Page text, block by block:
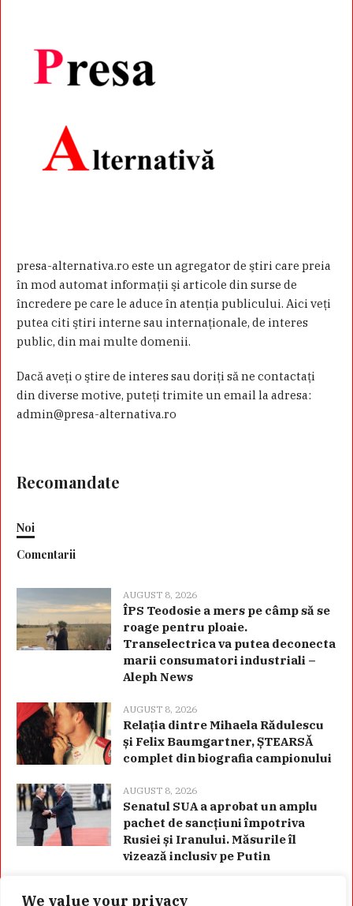
We value your privacy
presa-alternativa.ro este un agregator de ştiri care preia
în mod automat informaţii şi articole din surse de
încredere pe care le aduce în atenţia publicului. Aici veţi
putea citi ştiri interne sau internaţionale, de interes
public, din mai multe domenii.
Dacă aveţi o ştire de interes sau doriţi să ne contactaţi
din diverse motive, puteţi trimite un email la adresa:
admin@presa-alternativa.ro
Recomandate
Noi
Comentarii
AUGUST 8, 2026
ÎPS Teodosie a mers pe câmp să se
roage pentru ploaie.
Transelectrica va putea deconecta
marii consumatori industriali –
Aleph News
AUGUST 8, 2026
Relația dintre Mihaela Rădulescu
și Felix Baumgartner, ȘTEARSĂ
complet din biografia campionului
AUGUST 8, 2026
Senatul SUA a aprobat un amplu
pachet de sancțiuni împotriva
Rusiei și Iranului. Măsurile îl
vizează inclusiv pe Putin